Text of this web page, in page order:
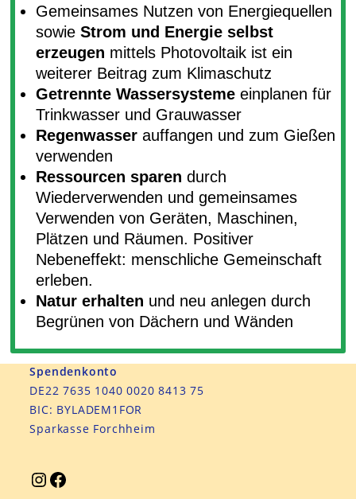
Gemeinsames Nutzen von Energiequellen
sowie Strom und Energie selbst
erzeugen mittels Photovoltaik ist ein
weiterer Beitrag zum Klimaschutz
Getrennte Wassersysteme einplanen für
Trinkwasser und Grauwasser
Regenwasser auffangen und zum Gießen
verwenden
Ressourcen sparen durch
Wiederverwenden und gemeinsames
Verwenden von Geräten, Maschinen,
Plätzen und Räumen. Positiver
Nebeneffekt: menschliche Gemeinschaft
erleben.
Natur erhalten und neu anlegen durch
Begrünen von Dächern und Wänden
Spendenkonto
DE22 7635 1040 0020 8413 75
BIC: BYLADEM1FOR
Sparkasse Forchheim